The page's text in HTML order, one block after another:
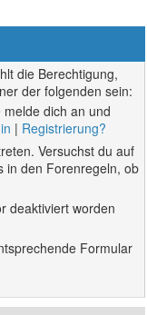
die Berechtigung,
der folgenden sein:
dich an und
| Registrierung?
Versuchst du auf
in den Forenregeln, ob
deaktiviert worden
Formular